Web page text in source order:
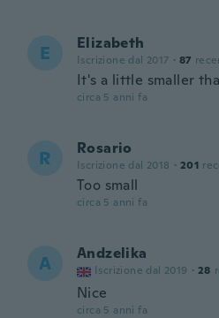
E Elizabeth
Iscrizione dal 2017 · 87
It's a little smaller
circa 5 anni fa
R Rosario
Iscrizione dal 2018 · 201
Too small
circa 5 anni fa
A Andzelika
Iscrizione dal 2019 · 28
Nice
circa 5 anni fa